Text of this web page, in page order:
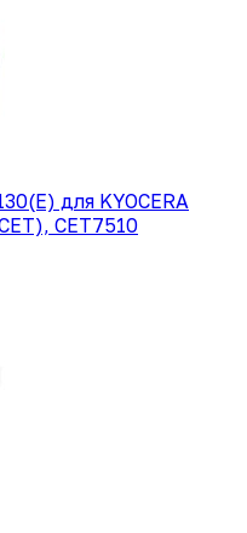
для KYOCERA
CET7510